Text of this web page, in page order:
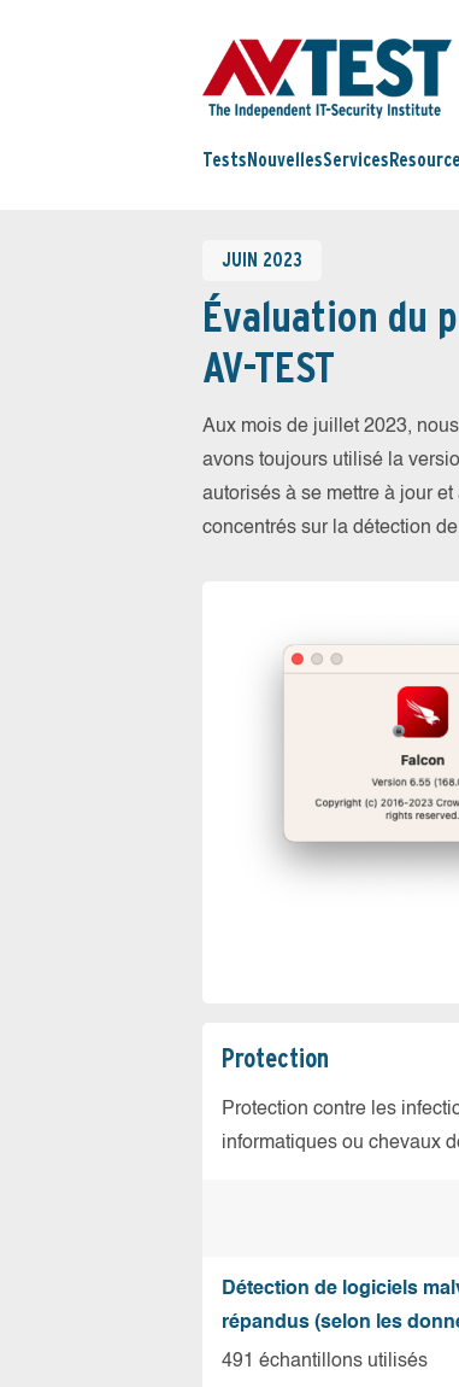
Tests NouvellesServices
JUIN 2023
Évaluation du
AV-TEST
Aux mois de juillet 2023,
avons toujours utilisé la
autorisés à se mettre à jour
concentrés sur la détection
Protection
Protection contre les
informatiques ou chevaux
Détection de logiciels
répandus (selon les
491 échantillons utilisés